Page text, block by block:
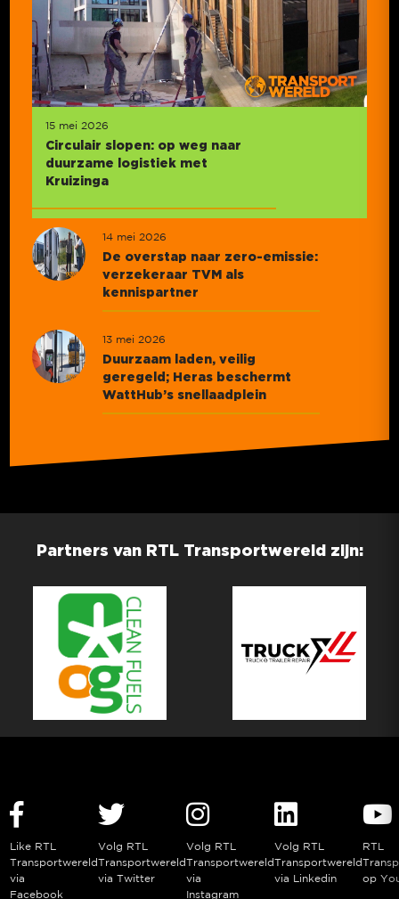
15 mei 2026
Circulair slopen: op weg naar
duurzame logistiek met
Kruizinga
14 mei 2026
De overstap naar zero-emissie:
verzekeraar TVM als
kennispartner
13 mei 2026
Duurzaam laden, veilig
geregeld; Heras beschermt
WattHub’s snellaadplein
Partners van RTL Transportwereld zijn:
Like RTL
Transportwereld
via
Facebook
Volg RTL
Transportwereld
via Twitter
Volg RTL
Transportwereld
via
Instagram
Volg RTL
Transportwereld
via Linkedin
RTL
op